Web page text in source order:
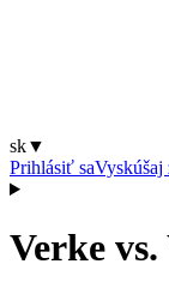
sk▼
Prihlásiť saVyskúšaj
Verke